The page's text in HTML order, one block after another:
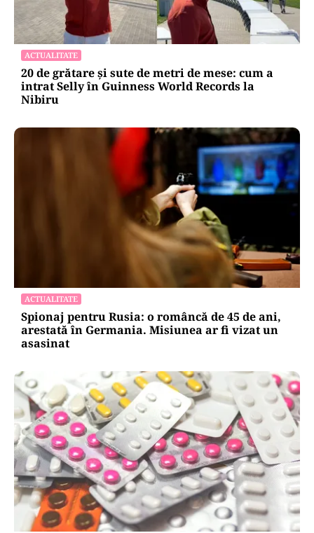
ACTUALITATE
20 de grătare și sute de metri de mese: cum a
intrat Selly în Guinness World Records la
Nibiru
ACTUALITATE
Spionaj pentru Rusia: o româncă de 45 de ani,
arestată în Germania. Misiunea ar fi vizat un
asasinat